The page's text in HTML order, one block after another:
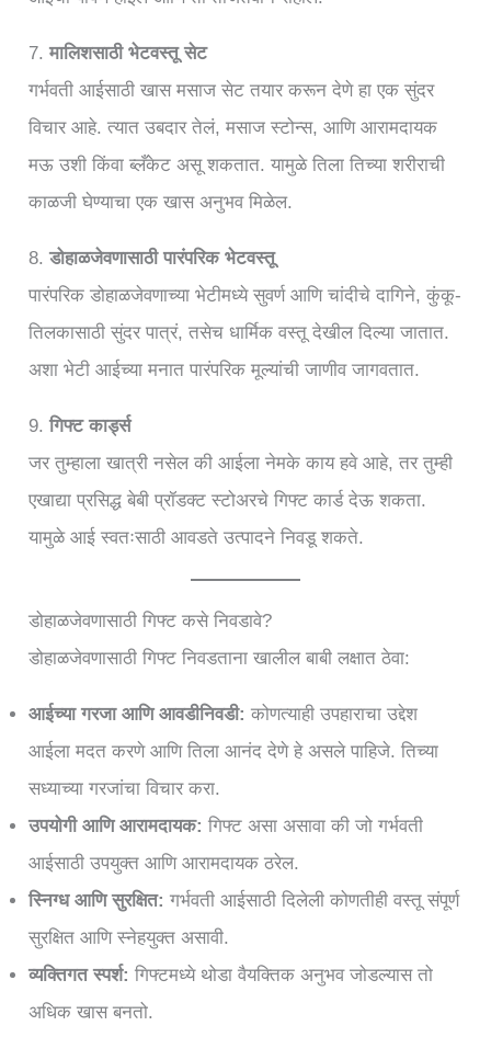
7.मालिशसाठी भेटवस्तू सेट
गर्भवती आईसाठी खास मसाज सेट तयार करून देणे हा एक सुंदर
विचार आहे. त्यात उबदार तेलं, मसाज स्टोन्स, आणि आरामदायक
मऊ उशी किंवा ब्लँकेट असू शकतात. यामुळे तिला तिच्या शरीराची
काळजी घेण्याचा एक खास अनुभव मिळेल.
8.डोहाळजेवणासाठी पारंपरिक भेटवस्तू
पारंपरिक डोहाळजेवणाच्या भेटीमध्ये सुवर्ण आणि चांदीचे दागिने, कुंकू-
तिलकासाठी सुंदर पात्रं, तसेच धार्मिक वस्तू देखील दिल्या जातात.
अशा भेटी आईच्या मनात पारंपरिक मूल्यांची जाणीव जागवतात.
9.गिफ्ट कार्ड्स
जर तुम्हाला खात्री नसेल की आईला नेमके काय हवे आहे, तर तुम्ही
एखाद्या प्रसिद्ध बेबी प्रॉडक्ट स्टोअरचे गिफ्ट कार्ड देऊ शकता.
यामुळे आई स्वतःसाठी आवडते उत्पादने निवडू शकते.
डोहाळजेवणासाठी गिफ्ट कसे निवडावे?
डोहाळजेवणासाठी गिफ्ट निवडताना खालील बाबी लक्षात ठेवा:
आईच्या गरजा आणि आवडीनिवडी: कोणत्याही उपहाराचा उद्देश
आईला मदत करणे आणि तिला आनंद देणे हे असले पाहिजे. तिच्या
सध्याच्या गरजांचा विचार करा.
उपयोगी आणि आरामदायक: गिफ्ट असा असावा की जो गर्भवती
आईसाठी उपयुक्त आणि आरामदायक ठरेल.
स्निग्ध आणि सुरक्षित: गर्भवती आईसाठी दिलेली कोणतीही वस्तू संपूर्ण
सुरक्षित आणि स्नेहयुक्त असावी.
व्यक्तिगत स्पर्श: गिफ्टमध्ये थोडा वैयक्तिक अनुभव जोडल्यास तो
अधिक खास बनतो.